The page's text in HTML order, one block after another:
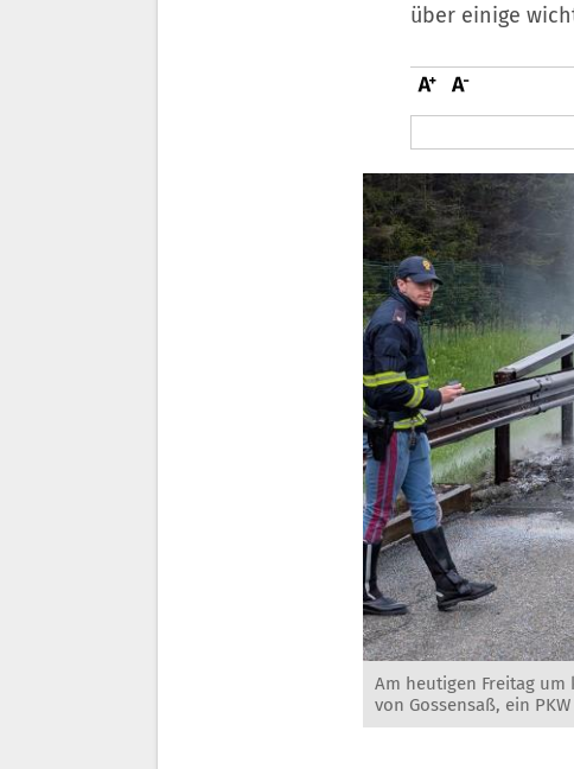
über einige
Am heutigen Freitag
von Gossensaß, ein